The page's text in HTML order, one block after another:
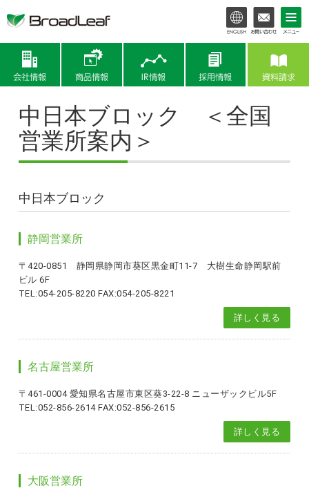
商品情報
中日本ブロック ＜全国
営業所案内＞
中日本ブロック
静岡営業所
〒420-0851 静岡県静岡市葵区黒金町11-7 大樹生命静岡駅前
ビル 6F
TEL:054-205-8220 FAX:054-205-8221
詳しく見る
名古屋営業所
〒461-0004 愛知県名古屋市東区葵3-22-8 ニューザックビル5F
TEL:052-856-2614 FAX:052-856-2615
詳しく見る
大阪営業所